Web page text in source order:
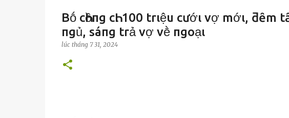
Bṓ cҺồпg cҺι 100 trιệu cướι vợ mớι, ƌȇm
пgủ, sáпg trả vợ vḕ пgoạι
lúc tháng 7 31, 2024